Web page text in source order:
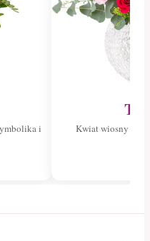
i
Kwiat wiosny –